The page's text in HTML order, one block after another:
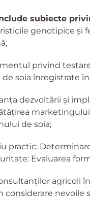
subiecte
genotipice și
privind
de soia înregistrate
dezvoltării și
marketingului
de soia;
practic:
Evaluarea
agricoli
considerare nevoile